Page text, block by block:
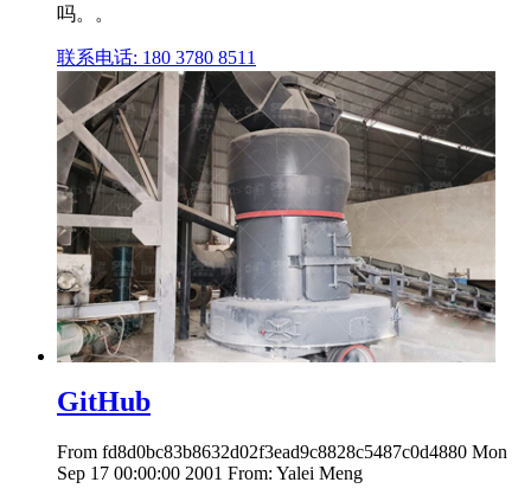
吗。。
联系电话: 180 3780 8511
GitHub
From fd8d0bc83b8632d02f3ead9c8828c5487c0d4880 Mon
Sep 17 00:00:00 2001 From: Yalei Meng